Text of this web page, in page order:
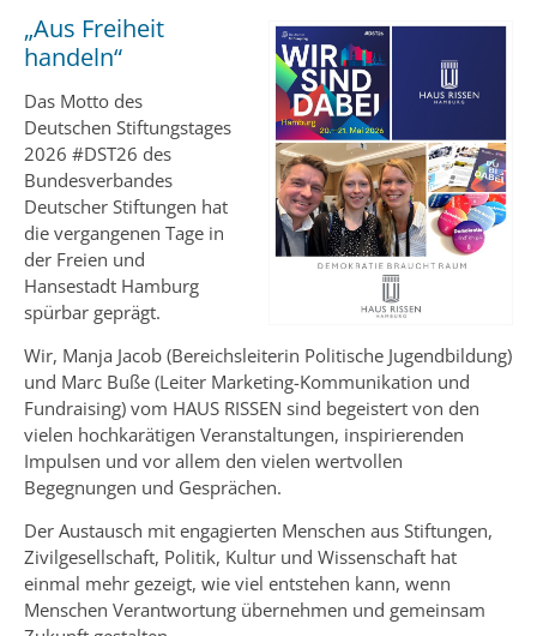
„Aus Freiheit
handeln“
Das Motto des
Deutschen Stiftungstages
2026 #DST26 des
Bundesverbandes
Deutscher Stiftungen hat
die vergangenen Tage in
der Freien und
Hansestadt Hamburg
spürbar geprägt.
Wir, Manja Jacob (Bereichsleiterin Politische Jugendbildung)
und Marc Buße (Leiter Marketing-Kommunikation und
Fundraising) vom HAUS RISSEN sind begeistert von den
vielen hochkarätigen Veranstaltungen, inspirierenden
Impulsen und vor allem den vielen wertvollen
Begegnungen und Gesprächen.
Der Austausch mit engagierten Menschen aus Stiftungen,
Zivilgesellschaft, Politik, Kultur und Wissenschaft hat
einmal mehr gezeigt, wie viel entstehen kann, wenn
Menschen Verantwortung übernehmen und gemeinsam